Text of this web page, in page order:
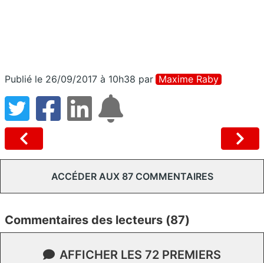
Publié le 26/09/2017 à 10h38 par Maxime Raby
ACCÉDER AUX 87 COMMENTAIRES
Commentaires des lecteurs (87)
AFFICHER LES 72 PREMIERS